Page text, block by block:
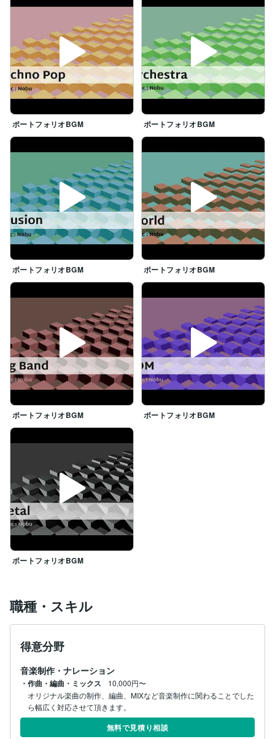
ポートフォリオBGM ポートフォリオBGM
ポートフォリオBGM ポートフォリオBGM
ポートフォリオBGM ポートフォリオBGM
ポートフォリオBGM
職種・スキル
得意分野
音楽制作・ナレーション
・作曲・編曲・ミックス
10,000円〜
オリジナル楽曲の制作、編曲、MIXなど音楽制作に関わることでした
ら幅広く対応させて頂きます。
無料で見積り相談